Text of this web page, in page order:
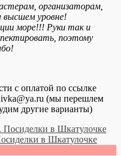
организаторам,
высшем уровне!
море!!! Руки так и
поэтому
с оплатой по ссылке
(мы перешлем
другие варианты)
в Шкатулочке